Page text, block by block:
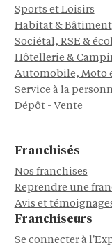
Sports et Loisirs
Habitat & Bâtiment
Sociétal, RSE &
Hôtellerie &
Automobile, Moto
Service à la
Dépôt - Vente
Franchisés
Nos franchises
Reprendre une
Avis et
Franchiseurs
Se connecter à